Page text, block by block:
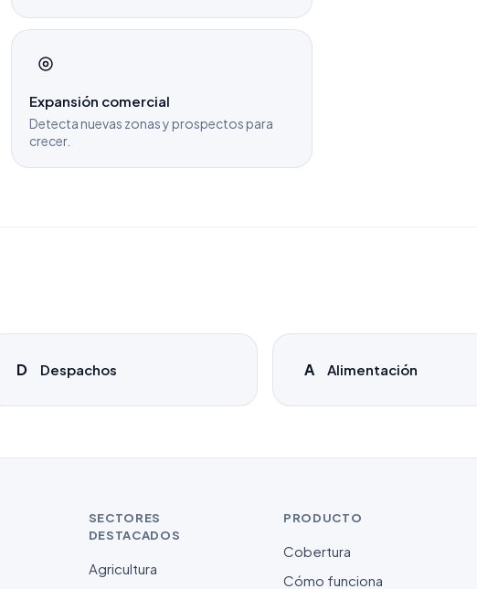
Expansión comercial
Detecta nuevas zonas y prospectos para
crecer.
D Despachos A Alimentación
SECTORES
DESTACADOS
Agricultura
PRODUCTO
Cobertura
Cómo funciona